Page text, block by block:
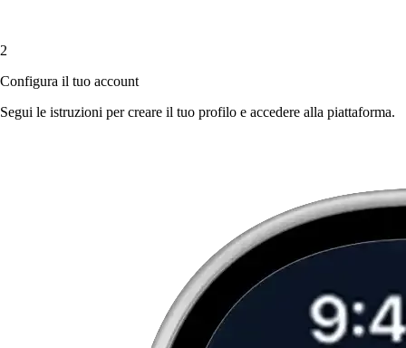
2
Configura il tuo account
Segui le istruzioni per creare il tuo profilo e accedere alla piattaforma.